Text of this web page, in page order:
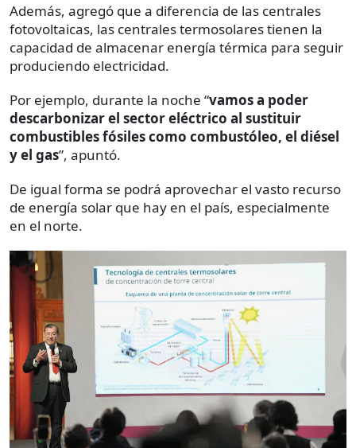
Además, agregó que a diferencia de las centrales
fotovoltaicas, las centrales termosolares tienen la
capacidad de almacenar energía térmica para seguir
produciendo electricidad.
Por ejemplo, durante la noche “vamos a poder
descarbonizar el sector eléctrico al sustituir
combustibles fósiles como combustóleo, el diésel
y el gas”, apuntó.
De igual forma se podrá aprovechar el vasto recurso
de energía solar que hay en el país, especialmente
en el norte.